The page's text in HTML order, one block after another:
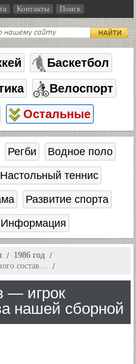
Контакты Поиск
НАЙТИ
Баскетбол
Велоспорт
Остальные
Регби
Водное поло
Настольный теннис
Развитие спорта
Информация
1986 год
состав…
— игрок
нашей сборной